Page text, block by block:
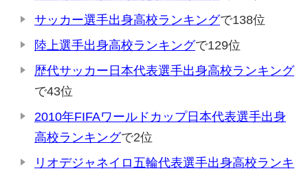
サッカー選手出身高校ランキングで138位
陸上選手出身高校ランキングで129位
歴代サッカー日本代表選手出身高校ランキング
で43位
2010年FIFAワールドカップ日本代表選手出身
高校ランキングで2位
リオデジャネイロ五輪代表選手出身高校ランキ